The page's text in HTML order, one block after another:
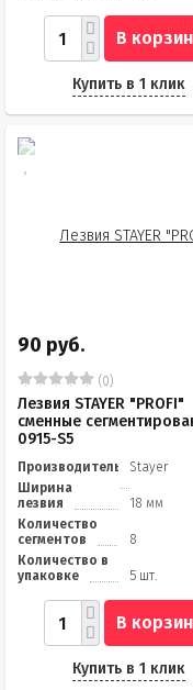
В
Купить в 1 клик
90 руб.
(0)
Лезвия STAYER "PROFI"
сменные
0915-S5
Производитель
Stayer
Ширина
лезвия
18 мм
Количество
сегментов
8
Количество в
упаковке
5 шт.
В
Купить в 1 клик